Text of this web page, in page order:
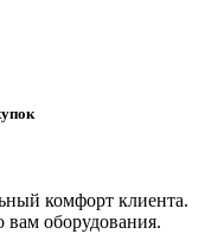
комфорт клиента.
вам оборудования.